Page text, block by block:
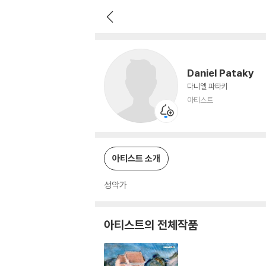
Daniel Pataky
다니엘 파타키
아티스트
아티스트 소개
성악가
아티스트의 전체작품